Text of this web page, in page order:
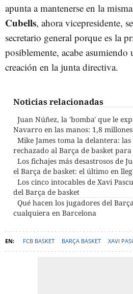
apunta a mantenerse en la
Cubells, ahora vicepresidente,
secretario general porque es la
posiblemente, acabe asumiendo
creación en la junta directiva.
Noticias relacionadas
Juan Núñez, la 'bomba' que le
Navarro en las manos: 1,8
Mike James toma la delantera:
rechazado al Barça de basket
Los fichajes más desastrosos de
el Barça de basket: el último en
Los cinco intocables de Xavi
del Barça de basket
Qué hacen los jugadores del
cualquiera en Barcelona
FCB BASKET BARÇA BASKET XAVI